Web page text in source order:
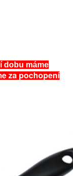
dobu máme
za pochopení